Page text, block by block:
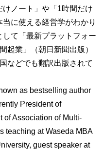
ノート」や「1時間だけ
に使える経営学がわかり
て「最新プラットフォー
起業」（朝日新聞出版）
などでも翻訳出版されて
as bestselling author
President of
of Association of Multi-
teaching at Waseda MBA
guest speaker at